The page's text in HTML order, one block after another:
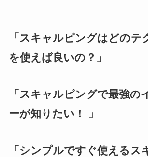
「スキャルピングはどのテ
を使えば良いの？」
「スキャルピングで最強の
ーが知りたい！ 」
「シンプルですぐ使えるス